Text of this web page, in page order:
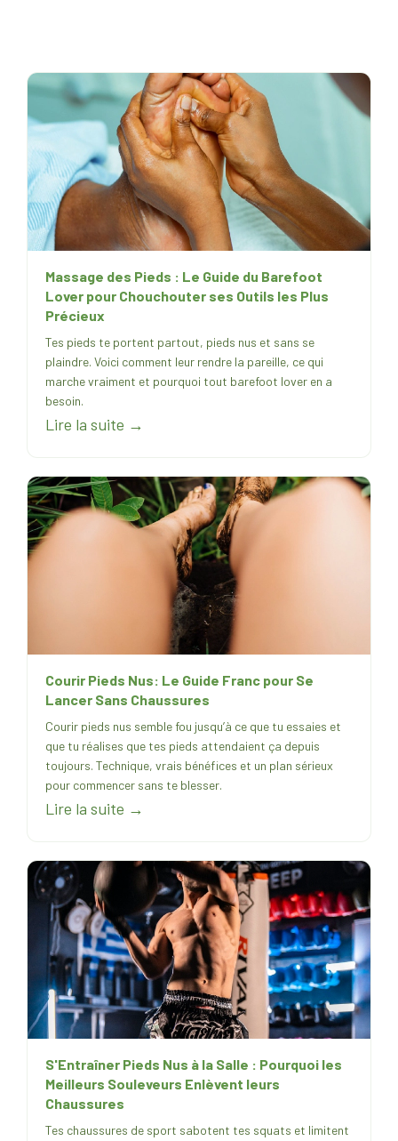
Massage des Pieds : Le Guide du Barefoot
Lover pour Chouchouter ses Outils les Plus
Précieux
Tes pieds te portent partout, pieds nus et sans se
plaindre. Voici comment leur rendre la pareille, ce qui
marche vraiment et pourquoi tout barefoot lover en a
besoin.
Lire la suite →
Courir Pieds Nus: Le Guide Franc pour Se
Lancer Sans Chaussures
Courir pieds nus semble fou jusqu’à ce que tu essaies et
que tu réalises que tes pieds attendaient ça depuis
toujours. Technique, vrais bénéfices et un plan sérieux
pour commencer sans te blesser.
Lire la suite →
S'Entraîner Pieds Nus à la Salle : Pourquoi les
Meilleurs Souleveurs Enlèvent leurs
Chaussures
Tes chaussures de sport sabotent tes squats et limitent